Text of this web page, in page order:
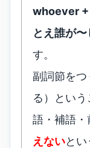
whoever +
とえ誰が〜
す。
副詞節を
る）とい
語・補語
えないと